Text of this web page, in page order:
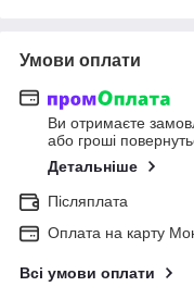
Умови оплати
Ви отримаєте
або гроші
Детальніше
Післяплата
Оплата на карту
Всі умови оплати